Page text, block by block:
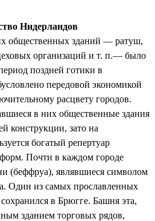
Нидерландов
общественных зданий — ратуш,
организаций и т. п.— было
поздней готики в
передовой экономикой
расцвету городов.
в них общественные здания
конструкции, зато на
богатый репертуар
Почти в каждом городе
(беффруа), являвшиеся символом
Один из самых прославленных
в Брюгге. Башня эта,
зданием торговых рядов,